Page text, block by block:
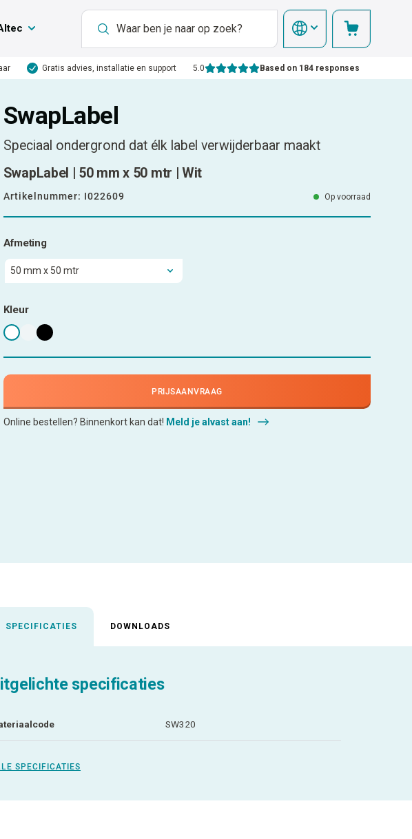
Gratis advies, installatie en support 5.0 Based on 184 responses
SwapLabel
Speciaal ondergrond dat élk label verwijderbaar maakt
SwapLabel | 50 mm x 50 mtr | Wit
Artikelnummer: I022609 Op voorraad
Afmeting
Kleur
PRIJSAANVRAAG
Online bestellen? Binnenkort kan dat! Meld je alvast aan!
SPECIFICATIES DOWNLOADS
specificaties
SW320
SPECIFICATIES